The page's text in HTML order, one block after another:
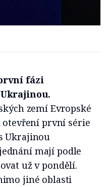
fázi
zemí Evropské
první série
Ukrajinou
mají podle
už v pondělí.
jiné oblasti